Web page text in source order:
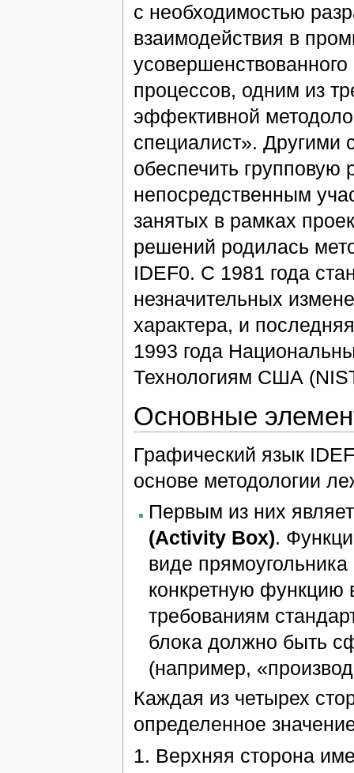
с необходимостью
взаимодействия в
процессов, одним из
эффективной
специалист».
обеспечить групповую
непосредственным
занятых в рамках
решений родилась
IDEF0. C 1981 года
незначительных
характера, и
1993 года
Технологиям США
Основные
Графический язык
основе методологии
Первым из них
(Activity Box).
виде
конкретную функцию
требованиям
блока должно быть
(например,
Каждая из четырех
определенное
1. Верхняя сторона